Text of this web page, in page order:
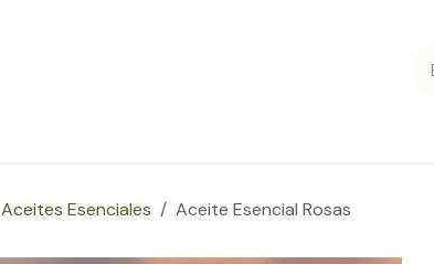
Aceites Esenciales Aceite Esencial Rosas